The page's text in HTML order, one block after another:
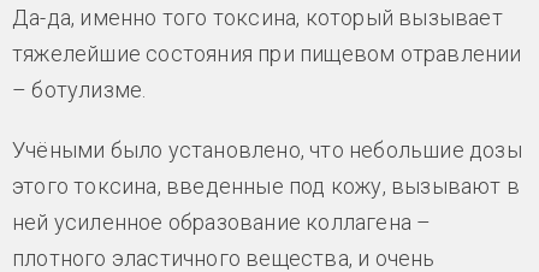
Да-да, именно того токсина, который вызывает
тяжелейшие состояния при пищевом отравлении
– ботулизме.
Учёными было установлено, что небольшие дозы
этого токсина, введенные под кожу, вызывают в
ней усиленное образование коллагена –
плотного эластичного вещества, и очень